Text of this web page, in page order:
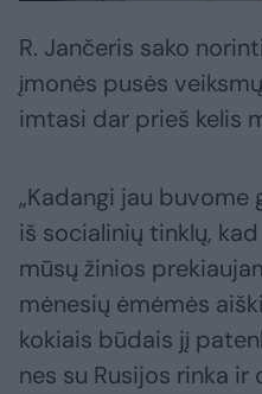
R. Jančeris sako
įmonės pusės
imtasi dar prieš kelis
„Kadangi jau buvome
iš socialinių tinklų,
mūsų žinios
mėnesių ėmėmės
kokiais būdais jį
nes su Rusijos rinka